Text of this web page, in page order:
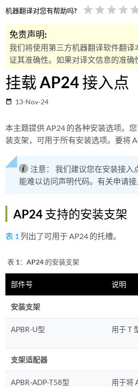
机器翻译对您有帮助吗? star star star star
免责声明:
我们将使用第三方机器翻译软件翻
证其准确性。如果对译文信息的准确
挂载 AP24 接入点
date_range 13-Nov-24
本主题提供 AP24 的各种安装选项。
装支架，可用于所有安装选项。要将
注意：
我们建议您在安装接入
能难以访问声明代码。有关申请
AP24 支持的安装支架
表 1 列出了可用于 AP24 的托槽。
表 1： AP24 的安装支架
部件号 说明
安装支架
APBR-U型 用于 T
支架适配器
APBR-ADP-T58型 用于将